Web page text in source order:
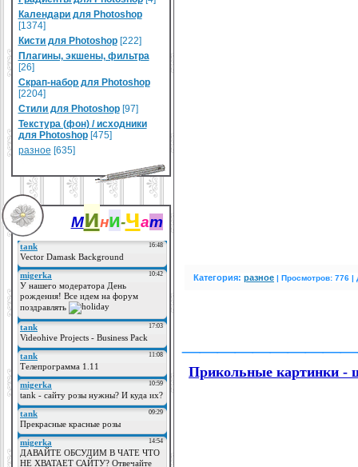
Календари для Photoshop
[1374]
Кисти для Photoshop [222]
Плагины, экшены, фильтра
[26]
Скрап-набор для Photoshop
[2204]
Стили для Photoshop [97]
Текстура (фон) / исходники
для Photoshop [475]
разное [635]
Мини-чат
Категория: разное | Просмотров: 776 |
Прикольные картинки -